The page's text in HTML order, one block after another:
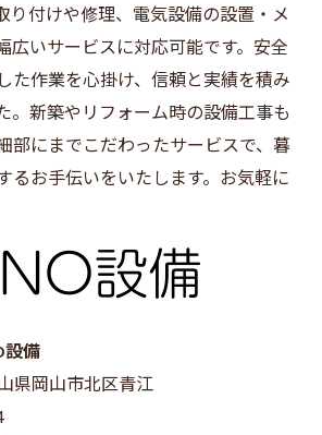
り付けや修理、電気設備の設置・メ
広いサービスに対応可能です。安全
た作業を心掛け、信頼と実績を積み
。新築やリフォーム時の設備工事も
部にまでこだわったサービスで、暮
るお手伝いをいたします。お気軽に
設備
県岡山市北区青江